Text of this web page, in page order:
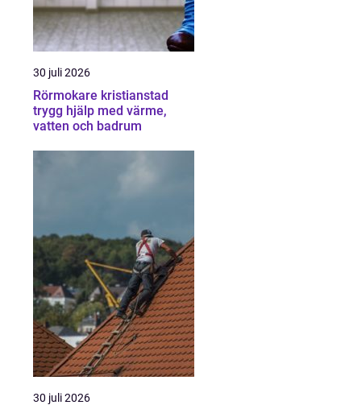
30 juli 2026
Rörmokare kristianstad
trygg hjälp med värme,
vatten och badrum
30 juli 2026